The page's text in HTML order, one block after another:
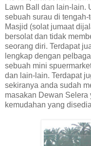
Lawn Ball dan lain-lain.
sebuah surau di
Masjid (solat jumaat
bersolat dan tidak
seorang diri. Terdapat
lengkap dengan
sebuah mini
dan lain-lain. Terdapat
sekiranya anda sudah
masakan Dewan Selera
kemudahan yang